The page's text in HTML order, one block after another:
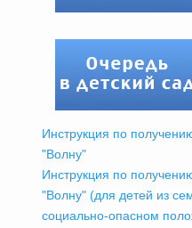
Инструкция по
"Волну"
Инструкция по
"Волну" (для детей из
социально-опасном